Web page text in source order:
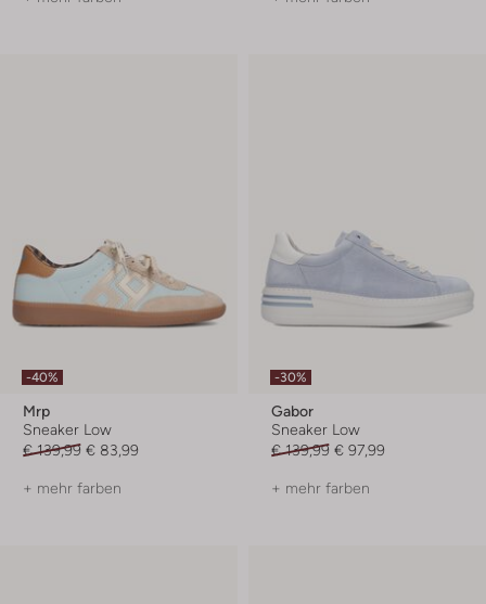
-40%
Mrp
Sneaker Low
€ 139,99 € 83,99
+ mehr farben
-30%
Gabor
Sneaker Low
€ 139,99 € 97,99
+ mehr farben